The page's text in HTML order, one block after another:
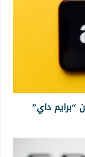
“برايم داي”